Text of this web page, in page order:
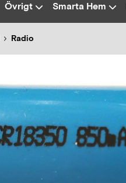
Övrigt Smarta Hem
Radio